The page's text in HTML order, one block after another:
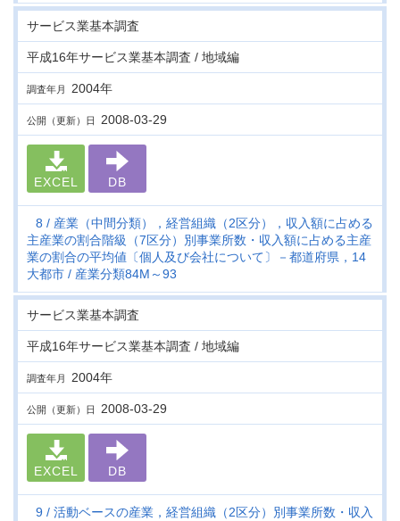
サービス業基本調査
平成16年サービス業基本調査 / 地域編
調査年月 2004年
公開（更新）日 2008-03-29
EXCEL DB
8
産業（中間分類），経営組織（2区分），収入額に占める
主産業の割合階級（7区分）別事業所数・収入額に占める主産
業の割合の平均値〔個人及び会社について〕－都道府県，14
大都市
産業分類84M～93
サービス業基本調査
平成16年サービス業基本調査 / 地域編
調査年月 2004年
公開（更新）日 2008-03-29
EXCEL DB
9
活動ベースの産業，経営組織（2区分）別事業所数・収入